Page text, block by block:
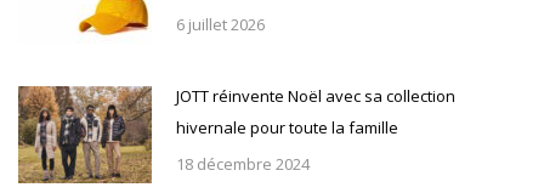
6 juillet 2026
JOTT réinvente Noël avec sa collection
hivernale pour toute la famille
18 décembre 2024